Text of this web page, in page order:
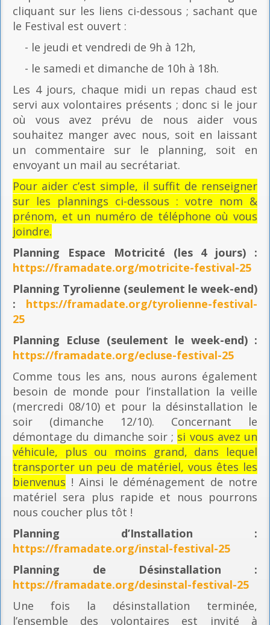
cliquant sur les liens ci-dessous ; sachant que
le Festival est ouvert :
- le jeudi et vendredi de 9h à 12h,
- le samedi et dimanche de 10h à 18h.
Les 4 jours, chaque midi un repas chaud est
servi aux volontaires présents ; donc si le jour
où vous avez prévu de nous aider vous
souhaitez manger avec nous, soit en laissant
un commentaire sur le planning, soit en
envoyant un mail au secrétariat.
Pour aider c’est simple, il suffit de renseigner
sur les plannings ci-dessous : votre nom &
prénom, et un numéro de téléphone où vous
joindre.
Planning Espace Motricité (les 4 jours) :
https://framadate.org/motricite-festival-25
Planning Tyrolienne (seulement le week-end)
: https://framadate.org/tyrolienne-festival-
25
Planning Ecluse (seulement le week-end) :
https://framadate.org/ecluse-festival-25
Comme tous les ans, nous aurons également
besoin de monde pour l’installation la veille
(mercredi 08/10) et pour la désinstallation le
soir (dimanche 12/10). Concernant le
démontage du dimanche soir ; si vous avez un
véhicule, plus ou moins grand, dans lequel
transporter un peu de matériel, vous êtes les
bienvenus ! Ainsi le déménagement de notre
matériel sera plus rapide et nous pourrons
nous coucher plus tôt !
Planning d’Installation :
https://framadate.org/instal-festival-25
Planning de Désinstallation :
https://framadate.org/desinstal-festival-25
Une fois la désinstallation terminée,
l’ensemble des volontaires est invité à